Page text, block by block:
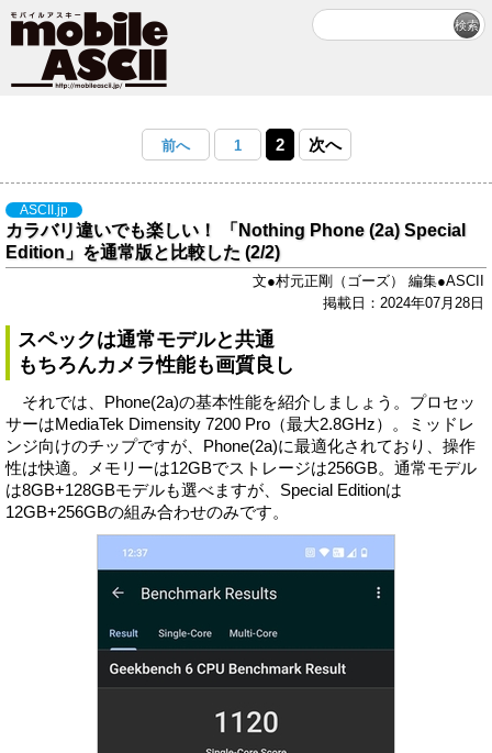
前へ 1 2 次へ
ASCII.jp
カラバリ違いでも楽しい！ 「Nothing Phone (2a) Special
Edition」を通常版と比較した (2/2)
文●村元正剛（ゴーズ） 編集●ASCII
掲載日：2024年07月28日
スペックは通常モデルと共通
もちろんカメラ性能も画質良し
それでは、Phone(2a)の基本性能を紹介しましょう。プロセッ
サーはMediaTek Dimensity 7200 Pro（最大2.8GHz）。ミッドレ
ンジ向けのチップですが、Phone(2a)に最適化されており、操作
性は快適。メモリーは12GBでストレージは256GB。通常モデル
は8GB+128GBモデルも選べますが、Special Editionは
12GB+256GBの組み合わせのみです。